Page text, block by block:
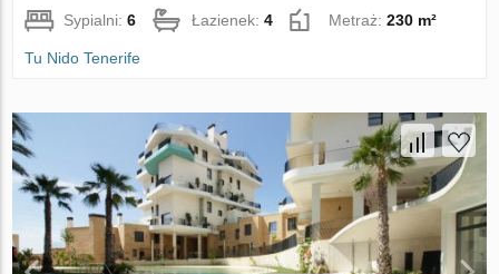
Sypialni:6 Łazienek:4 Metraż:230 m²
Tu Nido Tenerife